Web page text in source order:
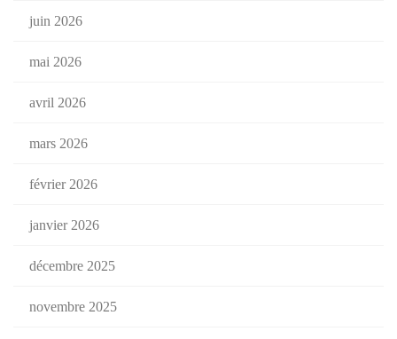
juin 2026
mai 2026
avril 2026
mars 2026
février 2026
janvier 2026
décembre 2025
novembre 2025